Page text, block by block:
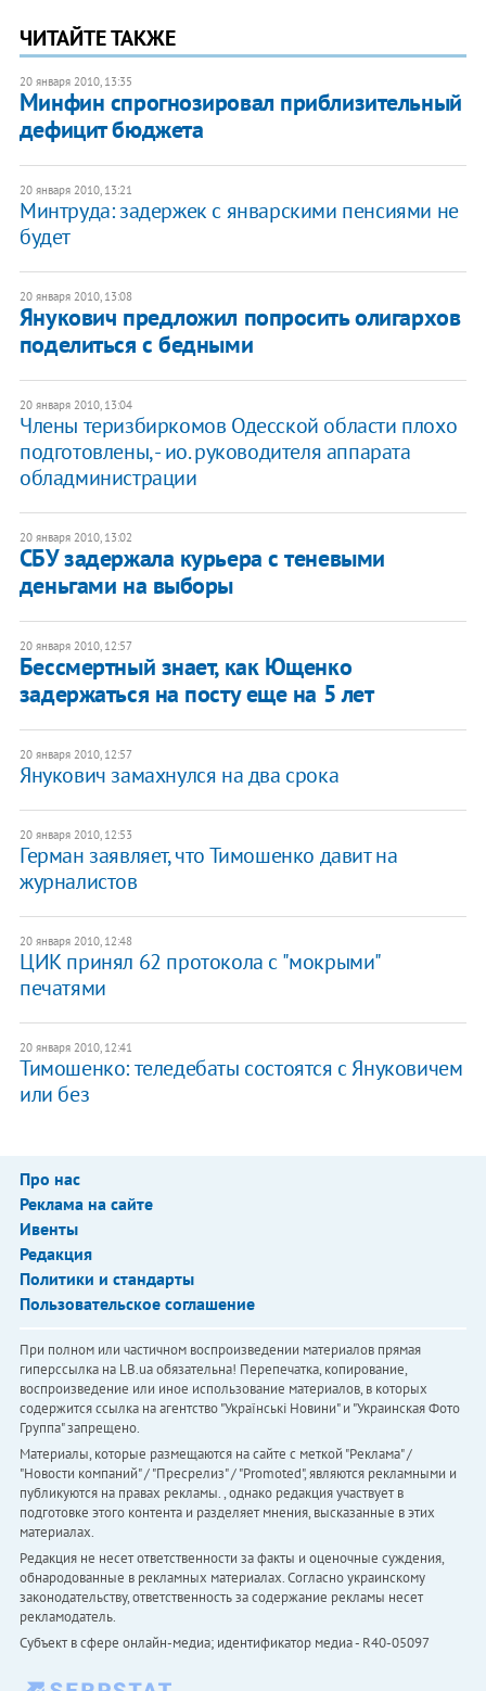
ЧИТАЙТЕ ТАКЖЕ
20 января 2010, 13:35
Минфин спрогнозировал приблизительный
дефицит бюджета
20 января 2010, 13:21
Минтруда: задержек с январскими пенсиями не
будет
20 января 2010, 13:08
Янукович предложил попросить олигархов
поделиться с бедными
20 января 2010, 13:04
Члены теризбиркомов Одесской области плохо
подготовлены, - ио. руководителя аппарата
обладминистрации
20 января 2010, 13:02
СБУ задержала курьера с теневыми
деньгами на выборы
20 января 2010, 12:57
Бессмертный знает, как Ющенко
задержаться на посту еще на 5 лет
20 января 2010, 12:57
Янукович замахнулся на два срока
20 января 2010, 12:53
Герман заявляет, что Тимошенко давит на
журналистов
20 января 2010, 12:48
ЦИК принял 62 протокола с "мокрыми"
печатями
20 января 2010, 12:41
Тимошенко: теледебаты состоятся с Януковичем
или без
Про нас
Реклама на сайте
Ивенты
Редакция
Политики и стандарты
Пользовательское соглашение
При полном или частичном воспроизведении материалов прямая
гиперссылка на LB.ua обязательна! Перепечатка, копирование,
воспроизведение или иное использование материалов, в которых
содержится ссылка на агентство "Українськi Новини" и "Украинская Фото
Группа" запрещено.
Материалы, которые размещаются на сайте с меткой "Реклама" /
"Новости компаний" / "Пресрелиз" / "Promoted", являются рекламными и
публикуются на правах рекламы. , однако редакция участвует в
подготовке этого контента и разделяет мнения, высказанные в этих
материалах.
Редакция не несет ответственности за факты и оценочные суждения,
обнародованные в рекламных материалах. Согласно украинскому
законодательству, ответственность за содержание рекламы несет
рекламодатель.
Субъект в сфере онлайн-медиа; идентификатор медиа - R40-05097